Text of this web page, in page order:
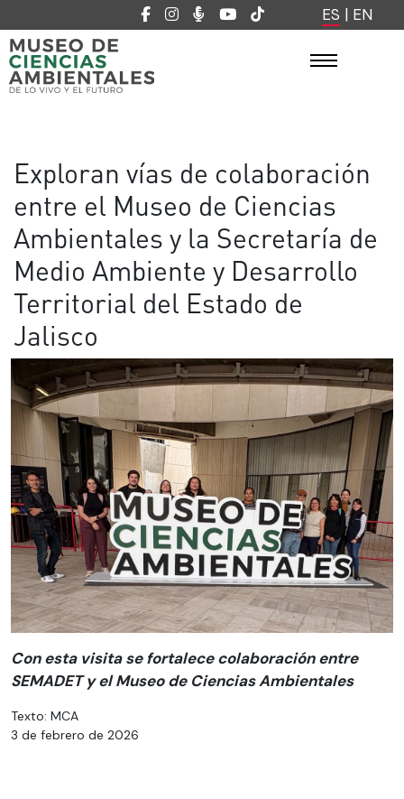
ES | EN
Exploran vías de colaboración
entre el Museo de Ciencias
Ambientales y la Secretaría de
Medio Ambiente y Desarrollo
Territorial del Estado de
Jalisco
Con esta visita se fortalece colaboración entre
SEMADET y el Museo de Ciencias Ambientales
Texto: MCA
3 de febrero de 2026